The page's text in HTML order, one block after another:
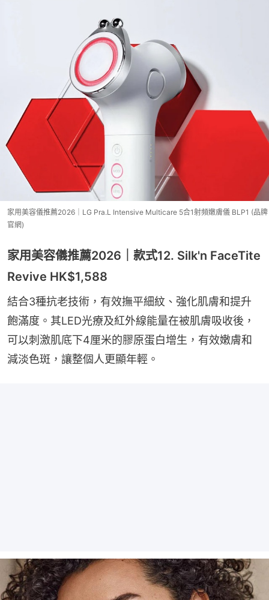
家用美容儀推薦2026｜LG Pra.L Intensive Multicare 5合1射頻嫩膚儀 BLP1 (品牌
官網)
家用美容儀推薦2026｜款式12. Silk'n FaceTite
Revive HK$1,588
結合3種抗老技術，有效撫平細紋、強化肌膚和提升
飽滿度。其LED光療及紅外線能量在被肌膚吸收後，
可以刺激肌底下4厘米的膠原蛋白增生，有效嫩膚和
減淡色斑，讓整個人更顯年輕。